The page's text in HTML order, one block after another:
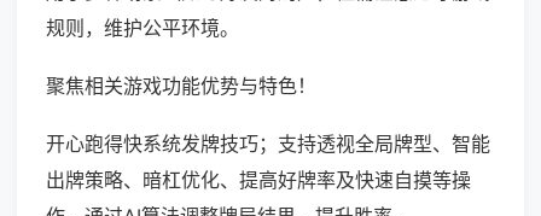
规则，维护公平环境。
聚焦相关游戏功能优势与特色！
开心跑得快系统发牌技巧；支持透视全局牌型、智能
出牌策略、暗杠优化、提高好牌率及快速自摸等操